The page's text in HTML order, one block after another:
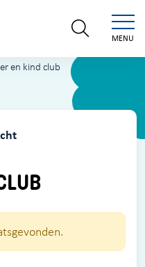
MENU
en kind club